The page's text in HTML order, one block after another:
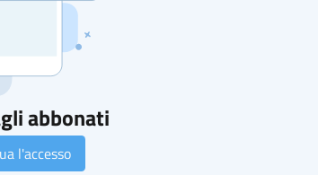
abbonati
l'accesso